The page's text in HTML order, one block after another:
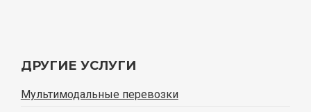
ДРУГИЕ УСЛУГИ
Мультимодальные перевозки